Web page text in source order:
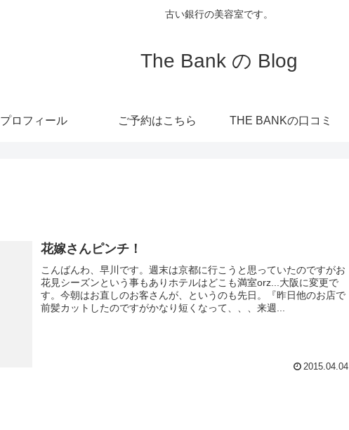
古い銀行の美容室です。
The Bank の Blog
プロフィール ご予約はこちら THE BANKの口コミ
花嫁さんピンチ！
こんばんわ、早川です。週末は京都に行こうと思っていたのですがお
花見シーズンという事もありホテルはどこも満室orz...大阪に変更で
す。今朝はお直しのお客さんが、というのも先日。『昨日他のお店で
前髪カットしたのですがかなり短くなって、、、来週...
2015.04.04